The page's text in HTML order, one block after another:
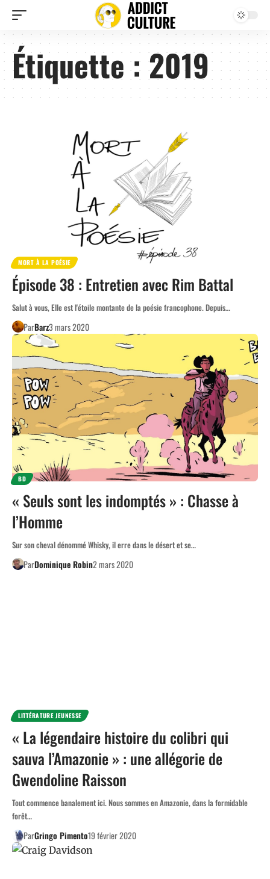
Étiquette :2019
MORT À LA POÉSIE
Épisode 38 : Entretien avec Rim Battal
Salut à vous, Elle est l'étoile montante de la poésie francophone. Depuis…
ParBarz3 mars 2020
BD
« Seuls sont les indomptés » : Chasse à
l’Homme
Sur son cheval dénommé Whisky, il erre dans le désert et se…
ParDominique Robin2 mars 2020
LITTÉRATURE JEUNESSE
« La légendaire histoire du colibri qui
sauva l’Amazonie » : une allégorie de
Gwendoline Raisson
Tout commence banalement ici. Nous sommes en Amazonie, dans la formidable
forêt…
ParGringo Pimento19 février 2020